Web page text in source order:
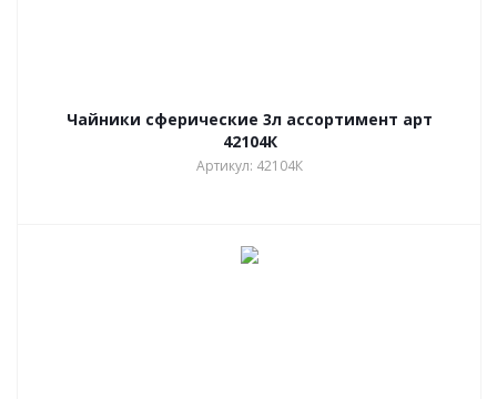
Чайники сферические 3л ассортимент арт
42104К
Артикул: 42104К